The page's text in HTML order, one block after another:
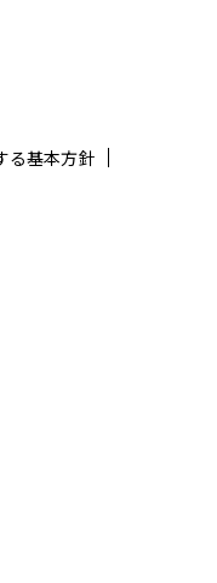
る基本方針